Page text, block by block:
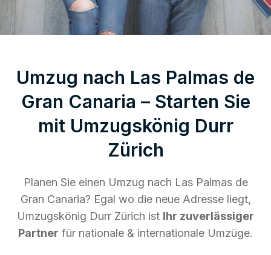
Umzug nach Las Palmas de
Gran Canaria – Starten Sie
mit Umzugskönig Durr
Zürich
Planen Sie einen Umzug nach Las Palmas de
Gran Canaria? Egal wo die neue Adresse liegt,
Umzugskönig Durr Zürich ist Ihr zuverlässiger
Partner für nationale & internationale Umzüge.